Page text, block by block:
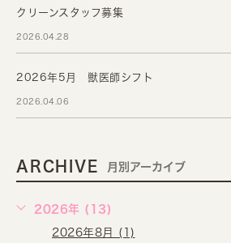
クリーンスタッフ募集
2026.04.28
2026年5月 獣医師シフト
2026.04.06
ARCHIVE 月別アーカイブ
2026年 (13)
2026年8月 (1)